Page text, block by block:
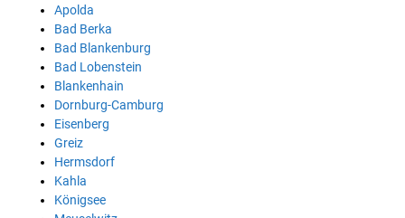
Apolda
Bad Berka
Bad Blankenburg
Bad Lobenstein
Blankenhain
Dornburg-Camburg
Eisenberg
Greiz
Hermsdorf
Kahla
Königsee